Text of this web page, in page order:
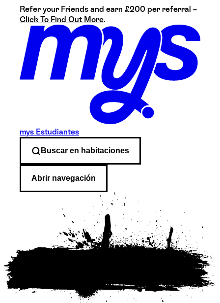
Refer your Friends and earn £200 per referral –
Click To Find Out More.
mys Estudiantes
Buscar en habitaciones
Abrir navegación